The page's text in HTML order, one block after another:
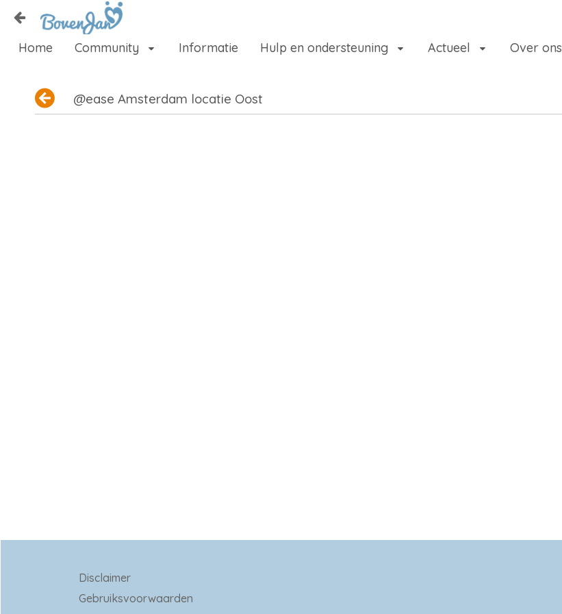
Naar content
Home
Home Community Informatie Hulp en ondersteuning Actueel Over ons
@ease Amsterdam locatie Oost
Disclaimer
Gebruiksvoorwaarden